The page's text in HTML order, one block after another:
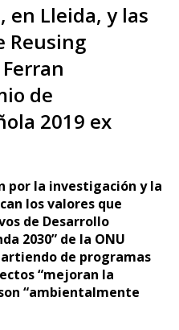
en Lleida, y las
Reusing
de
2019 ex
por la investigación y la
los valores que
de Desarrollo
2030” de la ONU
de programas
“mejoran la
“ambientalmente